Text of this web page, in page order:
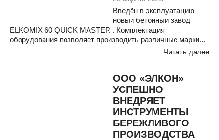
Введён в эксплуатацию
новый бетонный завод
ELKOMIX 60 QUICK MASTER . Комплектация
оборудования позволяет производить различные марки...
Читать далее
ООО «ЭЛКОН»
УСПЕШНО
ВНЕДРЯЕТ
ИНСТРУМЕНТЫ
БЕРЕЖЛИВОГО
ПРОИЗВОДСТВА